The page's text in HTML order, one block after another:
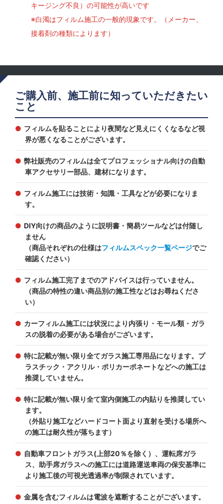
キージング不良）の可能性が高いです
※白濁はフィルム施工の一般的現象です。（メーカー、
接着剤の種類によります）
ご購入前、施工前に知っていただきたい
こと
フィルムを貼ることにより夜間など見えにくくなるなど視
界が悪くなることがございます。
弊社販売のフィルムは全てプロフェッショナル向けの自動
車アクセサリー部品、建材になります。
フィルム施工には技術・知識・工具などが必要になりま
す。
DIY向けの商品のように説明書・簡易ツールなどは付随し
ません
（商品それぞれの仕様はフィルムスペック一覧ページでご
確認ください）
フィルム施工完了までのアドバイスは行っていません。
（商品の特性の違い商品別の施工性などはお尋ねくださ
い）
カーフィルム施工には状況により内張り・モール類・ガラ
スの脱着の必要がある場合がございます。
特に記載が無い限り全てガラス施工専用品になります。プ
ラスチック・アクリル・ポリカーポネートなどへの施工は
推奨していません。
特に記載が無い限り全て室内側施工の内貼りを推奨してい
ます。
（外貼り施工などハードコート面より直射を受ける場所へ
の施工は耐久性が落ちます）
自動車フロントガラス(上部20％を除く）、運転席ガラ
ス、助手席ガラスへの施工には道路運送車両の保安基準に
より施工後の可視光透過率が制限されています。
金属を含むフィルムは電波を遮断することがございます。